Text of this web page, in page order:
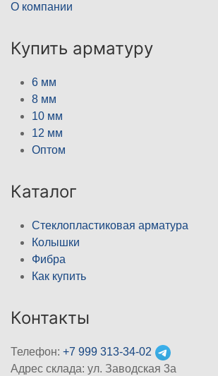
О компании
Купить арматуру
6 мм
8 мм
10 мм
12 мм
Оптом
Каталог
Стеклопластиковая арматура
Колышки
Фибра
Как купить
Контакты
Телефон: +7 999 313-34-02
Адрес склада: ул. Заводская 3а